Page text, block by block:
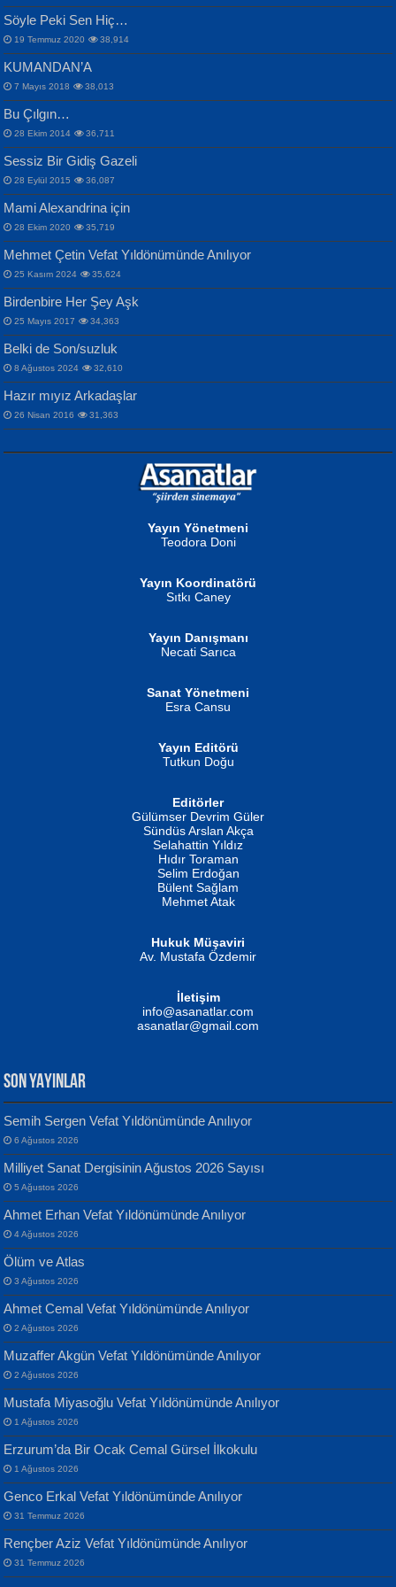
İPEK ACAR SERT
Gazze’nin Şecaati, Ümmetin İmtihanı...
MAHMUT GÜRBÜZ
İbrahim Olmak ve Bitirebilmek...
NURAN KÖSE BAYDAR
İSMAİL OKUTAN
Erkeklerin Kahrolması Ne Demektir
MUSTAFA KELOĞLU
Yarına İz Bırakmak...
ATİLLA ÖZEN
Sultan Olmadan Önce Eyüp...
EKREM KARABABA
Mescid-i Aksâ Üstüne Ay!...
Selahattin Yıldız
İdrakimle Üşürken...
Songül Özel
Mahzen...
Ben Deniz Değilim ki...
Evvel Zaman Tanrıçası...
Yılmaz Ekinci
Geceye Söylenen...
Banu Sancak
Defterimden İçeri...
İsmail Aydos
İnkisar...
ERDEM BAYAZIT
Sana, Bana, Vatanıma, Ülkemin
İnsanlarına Dair...
NAZIM HİKMET RAN
Bir Cezaevinde, Tecritteki Adamın
Mektupları...
Söyle Peki Sen Hiç…
19 Temmuz 2020 38,914
KUMANDAN’A
7 Mayıs 2018 38,013
Bu Çılgın…
28 Ekim 2014 36,711
Sessiz Bir Gidiş Gazeli
28 Eylül 2015 36,087
Mami Alexandrina için
28 Ekim 2020 35,719
Mehmet Çetin Vefat Yıldönümünde Anılıyor
25 Kasım 2024 35,624
Birdenbire Her Şey Aşk
25 Mayıs 2017 34,363
Belki de Son/suzluk
8 Ağustos 2024 32,610
Hazır mıyız Arkadaşlar
26 Nisan 2016 31,363
Yayın Yönetmeni
Teodora Doni
Yayın Koordinatörü
Sıtkı Caney
Yayın Danışmanı
Necati Sarıca
Sanat Yönetmeni
Esra Cansu
Yayın Editörü
Tutkun Doğu
Editörler
Gülümser Devrim Güler
Sündüs Arslan Akça
Selahattin Yıldız
Hıdır Toraman
Selim Erdoğan
Bülent Sağlam
Mehmet Atak
Hukuk Müşaviri
Av. Mustafa Özdemir
İletişim
info@asanatlar.com
asanatlar@gmail.com
SON YAYINLAR
Semih Sergen Vefat Yıldönümünde Anılıyor
6 Ağustos 2026
Milliyet Sanat Dergisinin Ağustos 2026 Sayısı
5 Ağustos 2026
Ahmet Erhan Vefat Yıldönümünde Anılıyor
4 Ağustos 2026
Ölüm ve Atlas
3 Ağustos 2026
Ahmet Cemal Vefat Yıldönümünde Anılıyor
2 Ağustos 2026
Muzaffer Akgün Vefat Yıldönümünde Anılıyor
2 Ağustos 2026
Mustafa Miyasoğlu Vefat Yıldönümünde Anılıyor
1 Ağustos 2026
Erzurum’da Bir Ocak Cemal Gürsel İlkokulu
1 Ağustos 2026
Genco Erkal Vefat Yıldönümünde Anılıyor
31 Temmuz 2026
Rençber Aziz Vefat Yıldönümünde Anılıyor
31 Temmuz 2026